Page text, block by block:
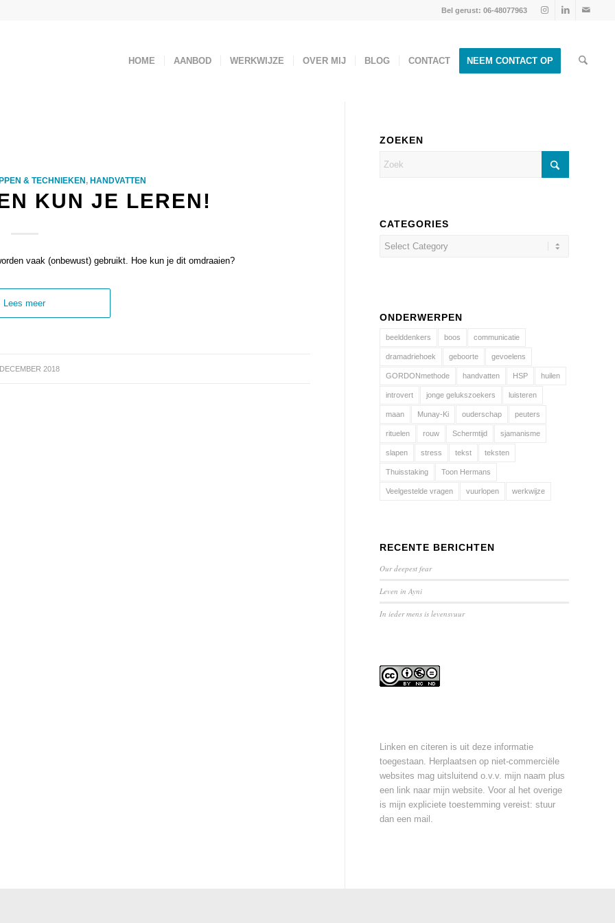
Bel gerust: 06-48077963
HOME AANBOD WERKWIJZE OVER MIJ BLOG CONTACT NEEM CONTACT OP
& TECHNIEKEN,HANDVATTEN
KUN JE LEREN!
vaak (onbewust) gebruikt. Hoe kun je dit omdraaien?
Lees meer
2018
ZOEKEN
CATEGORIES
ONDERWERPEN
beelddenkers boos communicatie
dramadriehoek geboorte gevoelens
GORDONmethode handvatten HSP huilen
introvert jonge gelukszoekers luisteren
maan Munay-Ki ouderschap peuters
rituelen rouw Schermtijd sjamanisme
slapen stress tekst teksten
Thuisstaking Toon Hermans
Veelgestelde vragen vuurlopen werkwijze
RECENTE BERICHTEN
Our deepest fear
Leven in Ayni
In ieder mens is levensvuur
Linken en citeren is uit deze informatie
toegestaan. Herplaatsen op niet-commerciële
websites mag uitsluitend o.v.v. mijn naam plus
een link naar mijn website. Voor al het overige
is mijn expliciete toestemming vereist: stuur
dan een mail .